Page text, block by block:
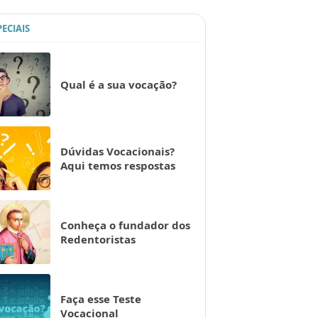
Qual é a sua vocação?
Dúvidas Vocacionais?
Aqui temos respostas
Conheça o fundador dos
Redentoristas
Faça esse Teste
Vocacional